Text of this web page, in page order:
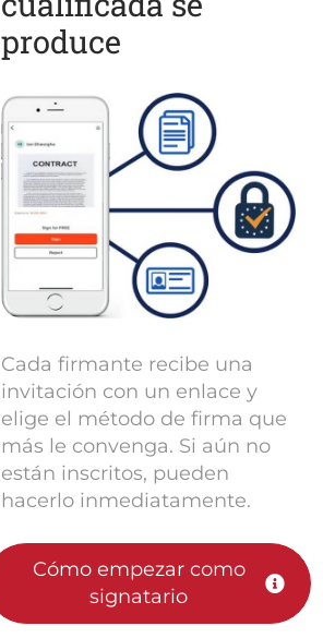
produce
Cada firmante recibe una
invitación con un enlace y
elige el método de firma que
más le convenga. Si aún no
están inscritos, pueden
hacerlo inmediatamente.
Cómo empezar como
signatario